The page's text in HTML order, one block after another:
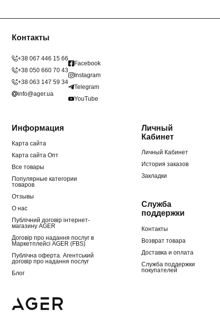
Контакты
+38 067 446 15 66
+38 050 660 70 43
+38 063 147 59 34
info@ager.ua
Facebook
Instagram
Telegram
YouTube
Информация
Карта сайта
Карта сайта Опт
Все товары
Популярные категории
товаров
Отзывы
О нас
Публічний договір інтернет-
магазину AGER
Договір про надання послуг в
Маркетплейсі AGER (FBS)
Публічна оферта. Агентський
договір про надання послуг
Блог
Личный
Кабинет
Личный Кабинет
История заказов
Закладки
Служба
поддержки
Контакты
Возврат товара
Доставка и оплата
Служба поддержки
покупателей